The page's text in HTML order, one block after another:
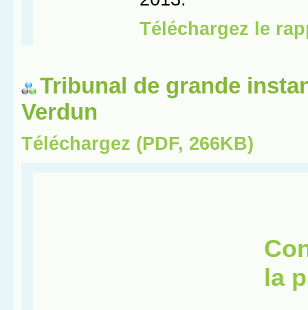
Tribunal de grande
Verdun
Téléchargez (PDF, 266KB)